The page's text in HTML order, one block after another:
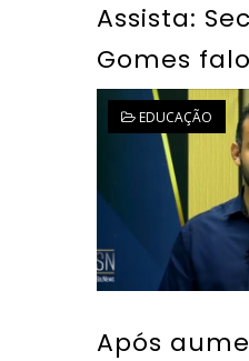
Assista:
Gomes
EDUCAÇÃO
Após